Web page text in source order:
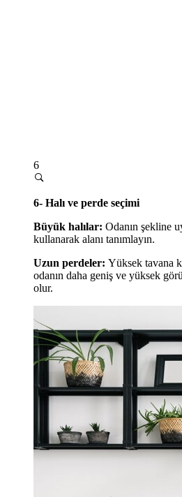
6
6- Halı ve perde seçimi
Büyük halılar: Odanın şekline
kullanarak alanı tanımlayın.
Uzun perdeler: Yüksek tavana
odanın daha geniş ve yüksek
olur.